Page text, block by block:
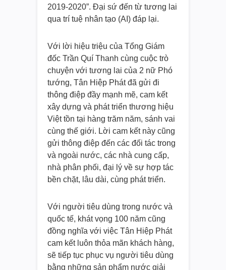
2019-2020”. Đại sứ đến từ tương lai
qua trí tuệ nhân tạo (AI) đáp lại.
Với lời hiệu triệu của Tổng Giám
đốc Trần Quí Thanh cùng cuộc trò
chuyện với tương lai của 2 nữ Phó
tướng, Tân Hiệp Phát đã gửi đi
thông điệp đầy mạnh mẽ, cam kết
xây dựng và phát triển thương hiệu
Việt tồn tại hàng trăm năm, sánh vai
cùng thế giới. Lời cam kết này cũng
gửi thông điệp đến các đối tác trong
và ngoài nước, các nhà cung cấp,
nhà phân phối, đại lý về sự hợp tác
bền chặt, lâu dài, cùng phát triển.
Với người tiêu dùng trong nước và
quốc tế, khát vọng 100 năm cũng
đồng nghĩa với việc Tân Hiệp Phát
cam kết luôn thỏa mãn khách hàng,
sẽ tiếp tục phục vụ người tiêu dùng
bằng những sản phẩm nước giải